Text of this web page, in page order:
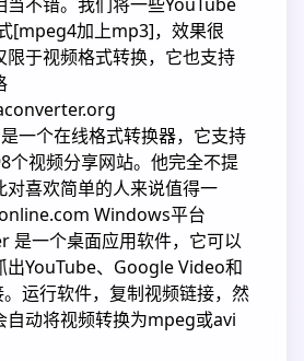
[mpeg4加上mp3]，效果很
限于视频格式转换，它也支持
一个在线格式转换器，它支持
个视频分享网站。他完全不提
对喜欢简单的人来说值得一
Windows平台
是一个桌面应用软件，它可以
出YouTube、Google Video和
运行软件，复制视频链接，然
自动将视频转换为mpeg或avi